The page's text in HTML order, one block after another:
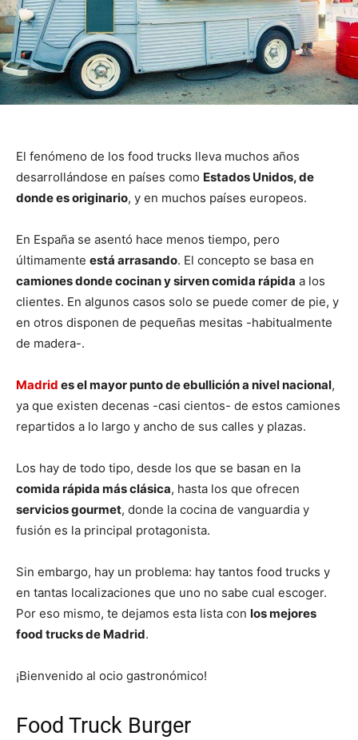
El fenómeno de los food trucks lleva muchos años
desarrollándose en países como Estados Unidos, de
donde es originario, y en muchos países europeos.
En España se asentó hace menos tiempo, pero
últimamente está arrasando. El concepto se basa en
camiones donde cocinan y sirven comida rápida a los
clientes. En algunos casos solo se puede comer de pie, y
en otros disponen de pequeñas mesitas -habitualmente
de madera-.
Madrid es el mayor punto de ebullición a nivel nacional,
ya que existen decenas -casi cientos- de estos camiones
repartidos a lo largo y ancho de sus calles y plazas.
Los hay de todo tipo, desde los que se basan en la
comida rápida más clásica, hasta los que ofrecen
servicios gourmet, donde la cocina de vanguardia y
fusión es la principal protagonista.
Sin embargo, hay un problema: hay tantos food trucks y
en tantas localizaciones que uno no sabe cual escoger.
Por eso mismo, te dejamos esta lista con los mejores
food trucks de Madrid.
¡Bienvenido al ocio gastronómico!
Food Truck Burger